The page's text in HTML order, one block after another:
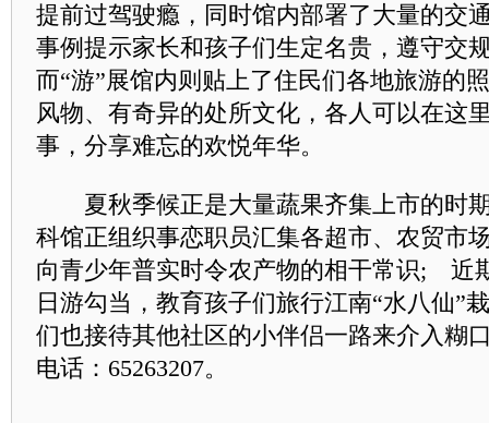
提前过驾驶瘾，同时馆内部署了大量的交
事例提示家长和孩子们生定名贵，遵守交
而“游”展馆内则贴上了住民们各地旅游的
风物、有奇异的处所文化，各人可以在这
事，分享难忘的欢悦年华。
夏秋季候正是大量蔬果齐集上市的时
科馆正组织事恋职员汇集各超市、农贸市
向青少年普实时令农产物的相干常识; 近
日游勾当，教育孩子们旅行江南“水八仙”
们也接待其他社区的小伴侣一路来介入糊
电话：65263207。